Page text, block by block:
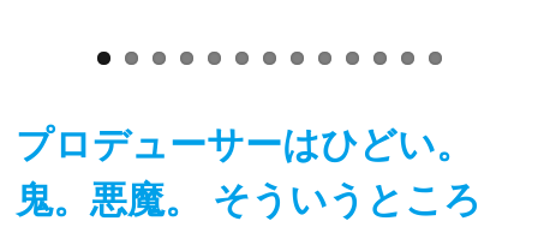
プロデューサーはひどい。
鬼。悪魔。 そういうところ